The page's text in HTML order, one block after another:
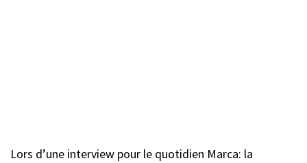
Lors d’une interview pour le quotidien Marca: la